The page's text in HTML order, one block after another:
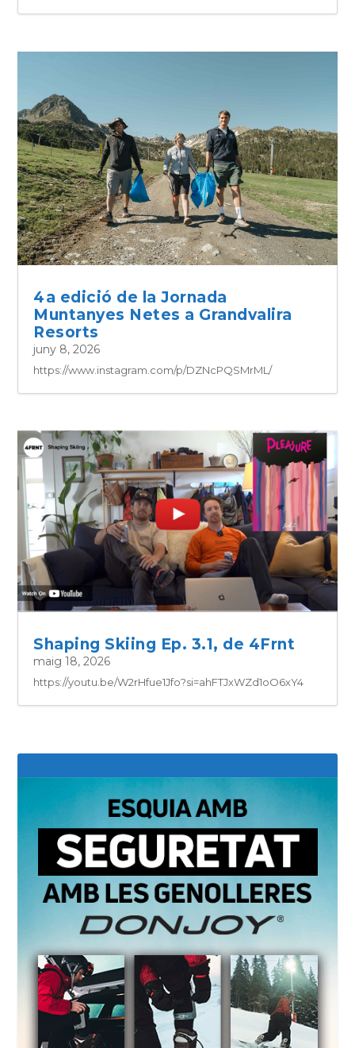
4a edició de la Jornada
Muntanyes Netes a Grandvalira
Resorts
juny 8, 2026
https://www.instagram.com/p/DZNcPQSMrML/
Shaping Skiing Ep. 3.1, de 4Frnt
maig 18, 2026
https://youtu.be/W2rHfue1Jfo?si=ahFTJxWZd1oO6xY4